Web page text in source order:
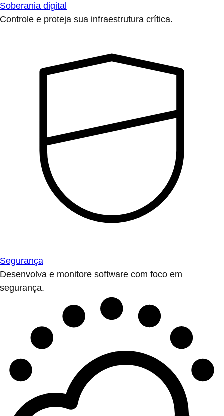
Soberania digital
Controle e proteja sua infraestrutura crítica.
Segurança
Desenvolva e monitore software com foco em
segurança.